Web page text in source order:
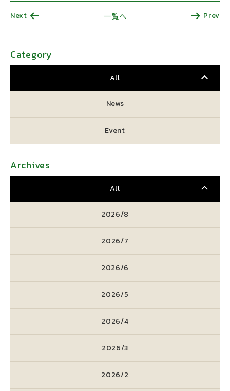
Next 一覧へ Prev
Category
All
News
Event
Archives
All
2026/8
2026/7
2026/6
2026/5
2026/4
2026/3
2026/2